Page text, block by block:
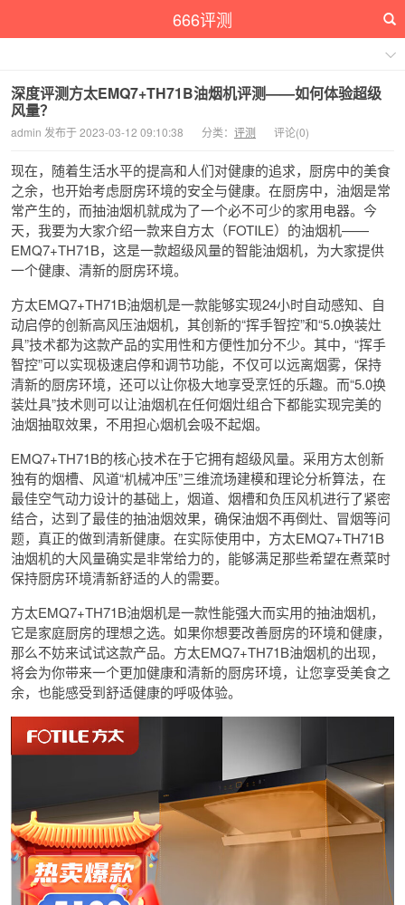
666评测
深度评测方太EMQ7+TH71B油烟机评测——如何体验超级
风量？
admin 发布于 2023-03-12 09:10:38 分类： 评测 评论(0)
现在，随着生活水平的提高和人们对健康的追求，厨房中的美食
之余，也开始考虑厨房环境的安全与健康。在厨房中，油烟是常
常产生的，而抽油烟机就成为了一个必不可少的家用电器。今
天，我要为大家介绍一款来自方太（FOTILE）的油烟机——
EMQ7+TH71B，这是一款超级风量的智能油烟机，为大家提供
一个健康、清新的厨房环境。
方太EMQ7+TH71B油烟机是一款能够实现24小时自动感知、自
动启停的创新高风压油烟机，其创新的“挥手智控”和“5.0换装灶
具”技术都为这款产品的实用性和方便性加分不少。其中，“挥手
智控”可以实现极速启停和调节功能，不仅可以远离烟雾，保持
清新的厨房环境，还可以让你极大地享受烹饪的乐趣。而“5.0换
装灶具”技术则可以让油烟机在任何烟灶组合下都能实现完美的
油烟抽取效果，不用担心烟机会吸不起烟。
EMQ7+TH71B的核心技术在于它拥有超级风量。采用方太创新
独有的烟槽、风道“机械冲压”三维流场建模和理论分析算法，在
最佳空气动力设计的基础上，烟道、烟槽和负压风机进行了紧密
结合，达到了最佳的抽油烟效果，确保油烟不再倒灶、冒烟等问
题，真正的做到清新健康。在实际使用中，方太EMQ7+TH71B
油烟机的大风量确实是非常给力的，能够满足那些希望在煮菜时
保持厨房环境清新舒适的人的需要。
方太EMQ7+TH71B油烟机是一款性能强大而实用的抽油烟机，
它是家庭厨房的理想之选。如果你想要改善厨房的环境和健康，
那么不妨来试试这款产品。方太EMQ7+TH71B油烟机的出现，
将会为你带来一个更加健康和清新的厨房环境，让您享受美食之
余，也能感受到舒适健康的呼吸体验。